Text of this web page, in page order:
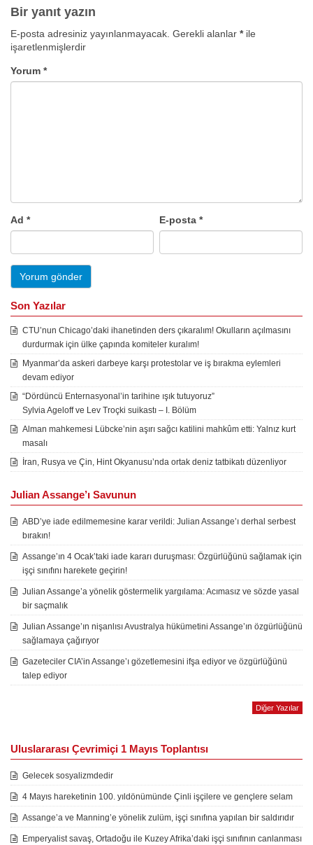
Bir yanıt yazın
E-posta adresiniz yayınlanmayacak. Gerekli alanlar *ile
işaretlenmişlerdir
Yorum *
Ad * E-posta*
Son Yazılar
CTU’nun Chicago’daki ihanetinden ders çıkaralım! Okulların açılmasını
durdurmak için ülke çapında komiteler kuralım!
Myanmar’da askeri darbeye karşı protestolar ve iş bırakma eylemleri
devam ediyor
“Dördüncü Enternasyonal’in tarihine ışık tutuyoruz”
Sylvia Ageloff ve Lev Troçki suikastı – I. Bölüm
Alman mahkemesi Lübcke’nin aşırı sağcı katilini mahkûm etti: Yalnız kurt
masalı
İran, Rusya ve Çin, Hint Okyanusu’nda ortak deniz tatbikatı düzenliyor
Julian Assange’ı Savunun
ABD’ye iade edilmemesine karar verildi: Julian Assange’ı derhal serbest
bırakın!
Assange’ın 4 Ocak’taki iade kararı duruşması: Özgürlüğünü sağlamak için
işçi sınıfını harekete geçirin!
Julian Assange’a yönelik göstermelik yargılama: Acımasız ve sözde yasal
bir saçmalık
Julian Assange’ın nişanlısı Avustralya hükümetini Assange’ın özgürlüğünü
sağlamaya çağırıyor
Gazeteciler CIA’in Assange’ı gözetlemesini ifşa ediyor ve özgürlüğünü
talep ediyor
Diğer Yazılar
Uluslararası Çevrimiçi 1 Mayıs Toplantısı
Gelecek sosyalizmdedir
4 Mayıs hareketinin 100. yıldönümünde Çinli işçilere ve gençlere selam
Assange’a ve Manning’e yönelik zulüm, işçi sınıfına yapılan bir saldırıdır
Emperyalist savaş, Ortadoğu ile Kuzey Afrika’daki işçi sınıfının canlanması